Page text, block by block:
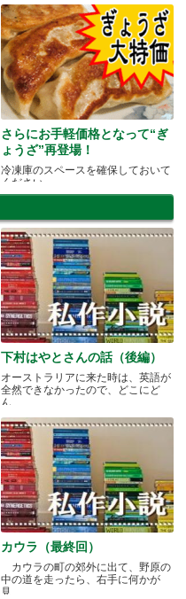
さらにお手軽価格となって“ぎ
ょうざ”再登場！
冷凍庫のスペースを確保しておいて
ください。
下村はやとさんの話（後編）
オーストラリアに来た時は、英語が
全然できなかったので、どこにど
ん.....
カウラ（最終回）
カウラの町の郊外に出て、野原の
中の道を走ったら、右手に何かが
見.....